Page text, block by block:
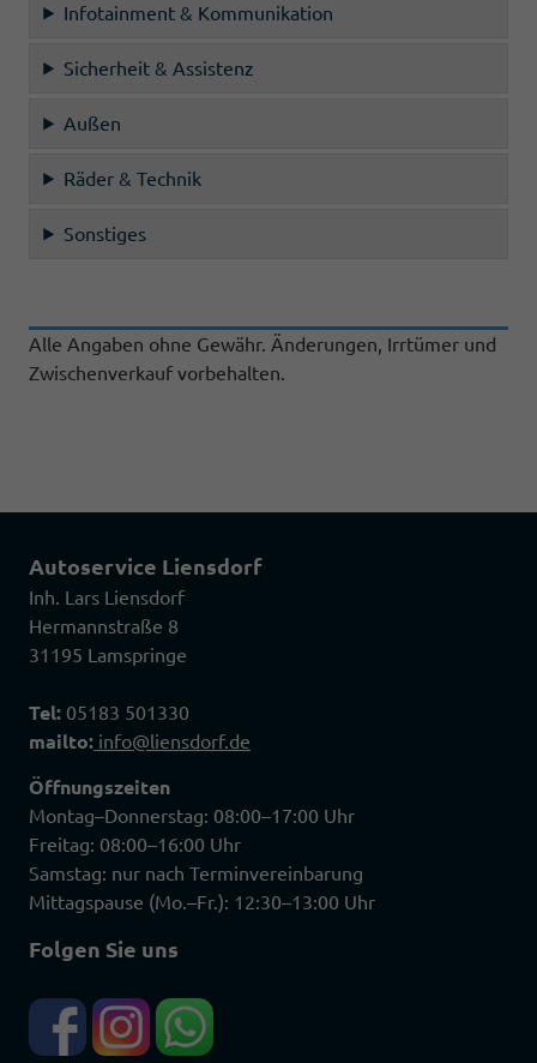
Infotainment & Kommunikation
Sicherheit & Assistenz
Außen
Räder & Technik
Sonstiges
Alle Angaben ohne Gewähr. Änderungen, Irrtümer und
Zwischenverkauf vorbehalten.
Autoservice Liensdorf
Inh. Lars Liensdorf
Hermannstraße 8
31195 Lamspringe
Tel: 05183 501330
mailto: info@liensdorf.de
Öffnungszeiten
Montag–Donnerstag: 08:00–17:00 Uhr
Freitag: 08:00–16:00 Uhr
Samstag: nur nach Terminvereinbarung
Mittagspause (Mo.–Fr.): 12:30–13:00 Uhr
Folgen Sie uns